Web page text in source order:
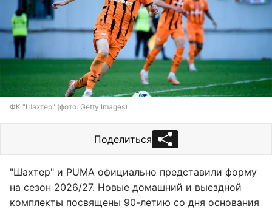
ФК "Шахтер" (фото: Getty Images)
Поделиться
"Шахтер" и PUMA официально представили форму
на сезон 2026/27. Новые домашний и выездной
комплекты посвящены 90-летию со дня основания